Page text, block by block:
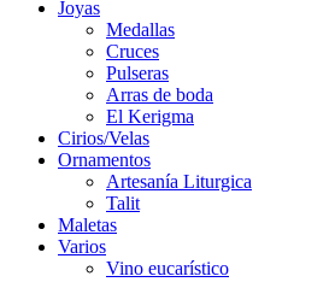
Joyas
Medallas
Cruces
Pulseras
Arras de boda
El Kerigma
Cirios/Velas
Ornamentos
Artesanía Liturgica
Talit
Maletas
Varios
Vino eucarístico